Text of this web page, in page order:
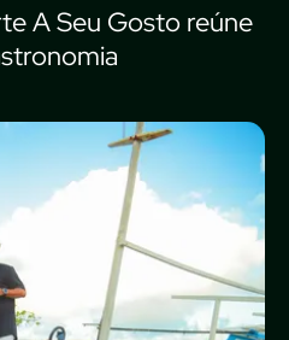
A Seu Gosto reúne